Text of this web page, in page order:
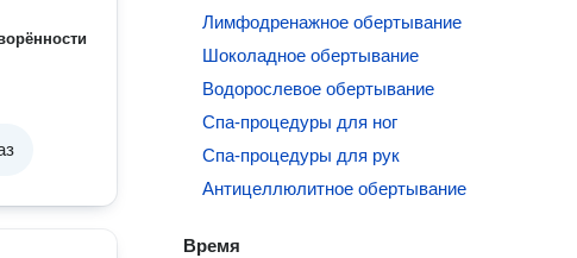
Лимфодренажное обертывание
Шоколадное обертывание
Водорослевое обертывание
Спа-процедуры для ног
Спа-процедуры для рук
Антицеллюлитное обертывание
Время